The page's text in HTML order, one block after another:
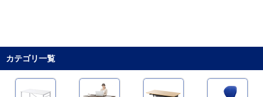
カテゴリ一覧